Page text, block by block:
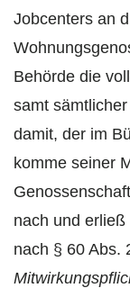
Jobcenters an
Behörde die
samt
damit, der im
komme seiner
nach und
nach § 60 Abs.